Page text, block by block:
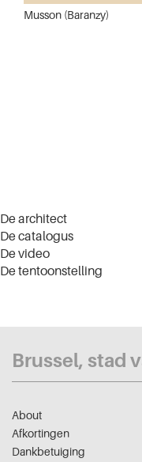
Musson (Baranzy)
De architect
De catalogus
De video
De tentoonstelling
Brussel, stad
About
Afkortingen
Dankbetuiging